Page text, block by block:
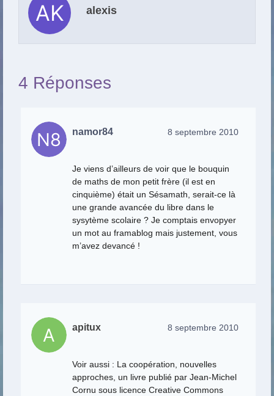
alexis
4 Réponses
namor84 8 septembre 2010
Je viens d’ailleurs de voir que le bouquin
de maths de mon petit frère (il est en
cinquième) était un Sésamath, serait-ce là
une grande avancée du libre dans le
sysytème scolaire ? Je comptais envopyer
un mot au framablog mais justement, vous
m’avez devancé !
apitux 8 septembre 2010
Voir aussi : La coopération, nouvelles
approches, un livre publié par Jean-Michel
Cornu sous licence Creative Commons